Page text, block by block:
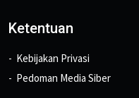
Ketentuan
Kebijakan Privasi
Pedoman Media Siber